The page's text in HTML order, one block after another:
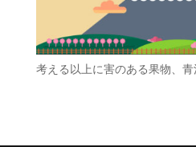
考える以上に害のある果物、